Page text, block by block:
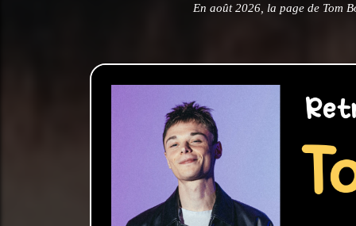
En août 2026, la page de Tom